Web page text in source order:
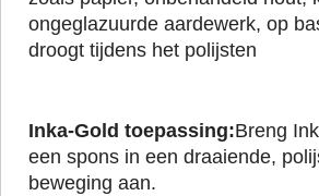
ongeglazuurde aardewerk, op
droogt tijdens het polijsten
Inka-Gold toepassing:Breng
een spons in een draaiende,
beweging aan.